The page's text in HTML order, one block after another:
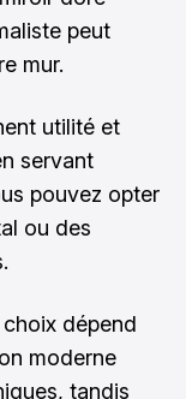
peut
mur.
utilité et
servant
pouvez opter
ou des
choix dépend
moderne
tandis